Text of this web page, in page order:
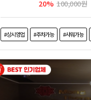
20% 100,000원
#상시영업 #주차가능 #샤워가능